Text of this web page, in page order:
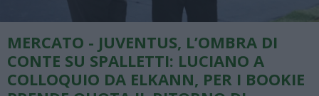
MERCATO - JUVENTUS, L’OMBRA DI
CONTE SU SPALLETTI: LUCIANO A
COLLOQUIO DA ELKANN, PER I BOOKIE